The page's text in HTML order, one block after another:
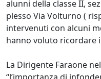
alunni della classe II,
plesso Via Volturno (
intervenuti con alcuni
hanno voluto ricordare
La Dirigente Faraone
“l’importanza di